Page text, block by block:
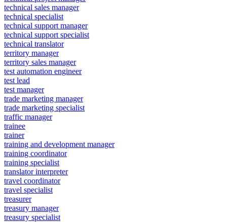
technical sales manager
technical specialist
technical support manager
technical support specialist
technical translator
territory manager
territory sales manager
test automation engineer
test lead
test manager
trade marketing manager
trade marketing specialist
traffic manager
trainee
trainer
training and development manager
training coordinator
training specialist
translator interpreter
travel coordinator
travel specialist
treasurer
treasury manager
treasury specialist